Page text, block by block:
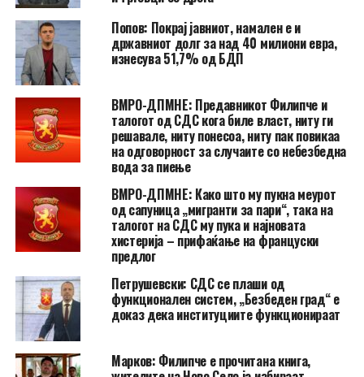
Попов: Покрај јавниот, намален е и
државниот долг за над 40 милиони евра,
изнесува 51,7% од БДП
ВМРО-ДПМНЕ: Предавникот Филипче и
талогот од СДС кога биле власт, ниту ги
решавале, ниту понесоа, ниту пак повикаа
на одговорност за случаите со небезбедна
вода за пиење
ВМРО-ДПМНЕ: Како што му пукна меурот
од сапуница „мигранти за пари“, така на
талогот на СДС му пука и најновата
хистерија – прифаќање на француски
предлог
Петрушевски: СДС се плаши од
функционален систем, „Безбеден град“ е
доказ дека институциите функционираат
Марков: Филипче е прочитана книга,